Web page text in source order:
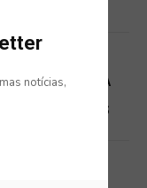
APOSTA
CÃES E TUTORES
notícias,